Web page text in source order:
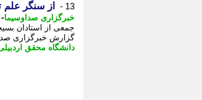
13 - از سنگر علم
خبرگزاری صداوسیما-
جمعی از استادان
گزارش خبرگزاری
دانشگاه محقق